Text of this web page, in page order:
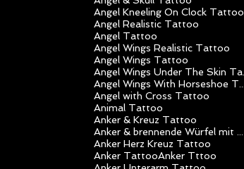
Angel Kneeling On Clock Tattoo
Angel Realistic Tattoo
Angel Tattoo
Angel Wings Realistic Tattoo
Angel Wings Tattoo
Angel with Cross Tattoo
Animal Tattoo
Anker & Kreuz Tattoo
Anker Herz Kreuz Tattoo
Anker TattooAnker Tttoo